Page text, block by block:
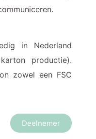
in Nederland
productie).
zowel een FSC
Deelnemer